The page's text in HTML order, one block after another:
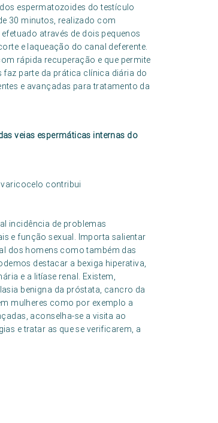
espermatozoides do testículo
30 minutos, realizado com
através de dois pequenos
e laqueação do canal deferente.
rápida recuperação e que permite
parte da prática clínica diária do
e avançadas para tratamento da
veias espermáticas internas do
varicocelo contribui
incidência de problemas
e função sexual. Importa salientar
dos homens como também das
destacar a bexiga hiperativa,
e a litíase renal. Existem,
benigna da próstata, cancro da
mulheres como por exemplo a
aconselha-se a visita ao
e tratar as que se verificarem, a